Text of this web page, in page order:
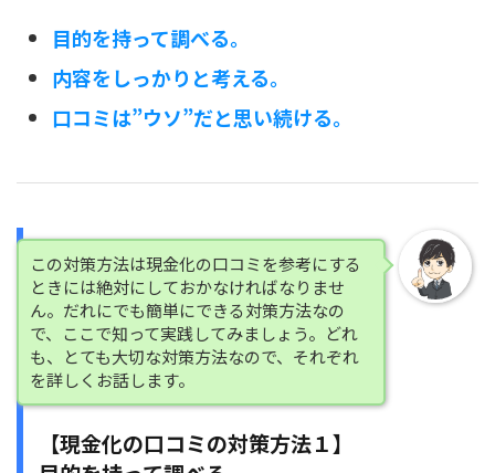
目的を持って調べる。
内容をしっかりと考える。
口コミは”ウソ”だと思い続ける。
この対策方法は現金化の口コミを参考にする
ときには絶対にしておかなければなりませ
ん。だれにでも簡単にできる対策方法なの
で、ここで知って実践してみましょう。どれ
も、とても大切な対策方法なので、それぞれ
を詳しくお話します。
【現金化の口コミの対策方法１】